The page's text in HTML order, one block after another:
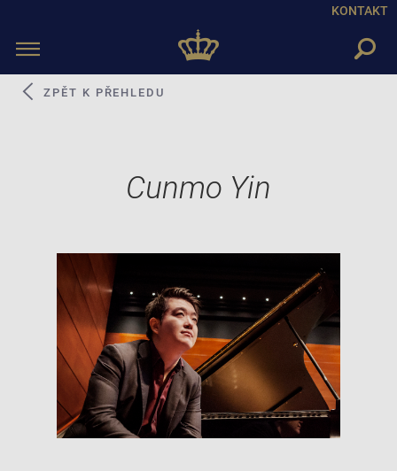
KONTAKT
Toggle
Cunmo Yin
ZPĚT K PŘEHLEDU